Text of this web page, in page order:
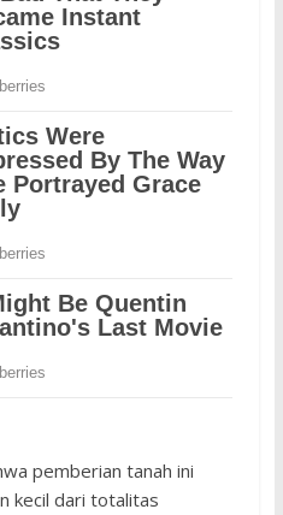
pemberian tanah ini
kecil dari totalitas